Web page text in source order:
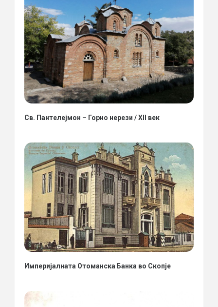
Св. Пантелејмон – Горно нерези / XII век
Империјалната Отоманска Банка во Скопје